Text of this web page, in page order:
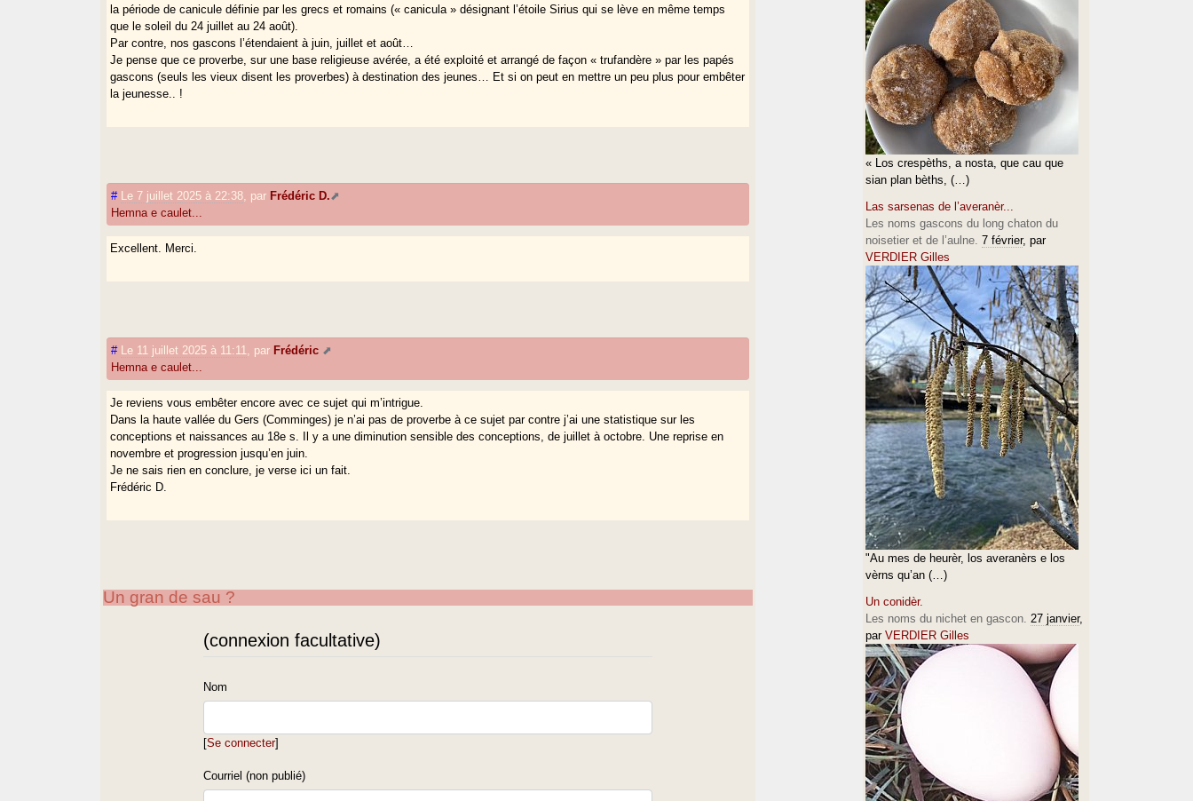
la période de canicule définie par les grecs et romains (« canicula » désignant l’étoile Sirius qui se lève en même temps
que le soleil du 24 juillet au 24 août).
Par contre, nos gascons l’étendaient à juin, juillet et août…
Je pense que ce proverbe, sur une base religieuse avérée, a été exploité et arrangé de façon « trufandère » par les papés
gascons (seuls les vieux disent les proverbes) à destination des jeunes… Et si on peut en mettre un peu plus pour embêter
la jeunesse.. !
# Le 7 juillet 2025 à 22:38 par Frédéric D.
Hemna e caulet...
Excellent. Merci.
# Le 11 juillet 2025 à 11:11 par Frédéric
Hemna e caulet...
Je reviens vous embêter encore avec ce sujet qui m’intrigue.
Dans la haute vallée du Gers (Comminges) je n’ai pas de proverbe à ce sujet par contre j’ai une statistique sur les
conceptions et naissances au 18e s. Il y a une diminution sensible des conceptions, de juillet à octobre. Une reprise en
novembre et progression jusqu’en juin.
Je ne sais rien en conclure, je verse ici un fait.
Frédéric D.
Un gran de sau ?
(connexion facultative)
Nom
[Se connecter]
Courriel (non publié)
« Los crespèths, a nosta, que cau que
sian plan bèths, (…)
Las sarsenas de l’averanèr...
Les noms gascons du long chaton du
noisetier et de l’aulne. 7 février, par
VERDIER Gilles
"Au mes de heurèr, los averanèrs e los
vèrns qu’an (…)
Un conidèr.
Les noms du nichet en gascon. 27 janvier,
par VERDIER Gilles